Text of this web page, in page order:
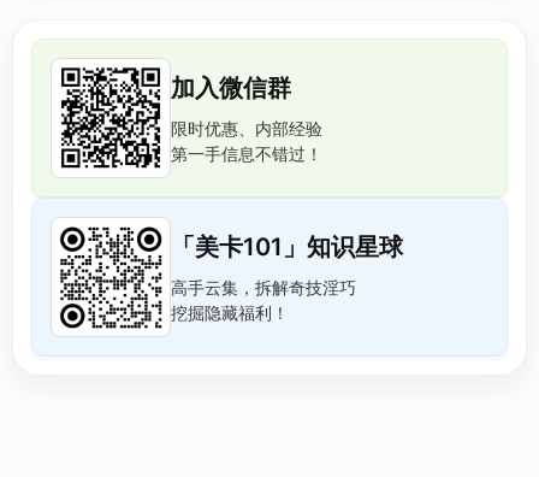
加入微信群
限时优惠、内部经验
第一手信息不错过！
「美卡101」知识星球
高手云集，拆解奇技淫巧
挖掘隐藏福利！